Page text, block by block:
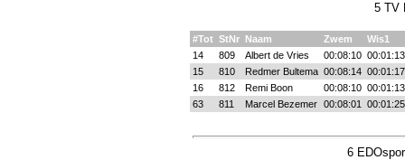
5 TV
#Tot StNr Naam Zwem
Wis1
14
809 Albert de Vries 00:08:10 00:01:13
15
810 Redmer Bultema 00:08:14 00:01:17
16
812 Remi Boon 00:08:10 00:01:13
63
811 Marcel Bezemer 00:08:01 00:01:25
6